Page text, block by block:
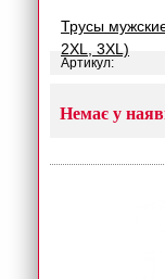
Трусы
2XL, 3XL)
Артикул:
Немає у